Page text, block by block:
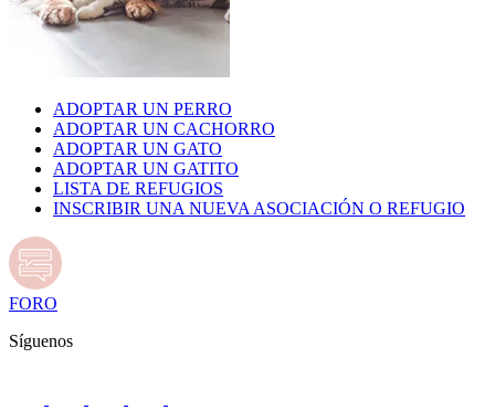
ADOPTAR UN PERRO
ADOPTAR UN CACHORRO
ADOPTAR UN GATO
ADOPTAR UN GATITO
LISTA DE REFUGIOS
INSCRIBIR UNA NUEVA ASOCIACIÓN O REFUGIO
FORO
Síguenos